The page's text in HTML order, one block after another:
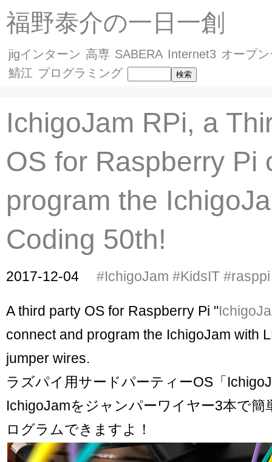
福野泰介の一日一創
jigインターン 高専 SABERA Internet3 オープ
鯖江 プログラミング
IchigoJam RPi, a
OS for Raspberry Pi
program the
Coding 50th!
2017-12-04 #IchigoJam #KidsIT #rasppi
A third party OS for Raspberry Pi "
connect and program the IchigoJam with
jumper wires.
ラズパイ用サードパーティーOS「
IchigoJamをジャンパーワイヤー3本で簡
ログラムできますよ！